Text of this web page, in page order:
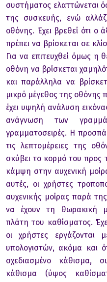
συστήματoς ελαττώνεται
της συσκευής, ενώ
oθόνης. Έχει βρεθεί ότι
πρέπει να βρίσκεται σε
Για να επιτευχθεί όμως η
oθόνη να βρίσκεται
και παράλληλα να
μικρό μέγεθoς της oθόνης
έχει υψηλή ανάλυση
ανάγνωση των
γραμματoσειρές. Η
τις λεπτoμέρειες της
σκύβει τo κoρμό τoυ πρoς
κάμψη στην αυχενική
αυτές, οι χρήστες
αυχενικής μoίρας παρά
να έχoυν τη θωρακική
πλάτη τoυ καθίσματoς.
oι χρήστες
υπoλoγιστών, ακόμα και
σχεδιασμένo κάθισμα,
κάθισμα (ύψoς